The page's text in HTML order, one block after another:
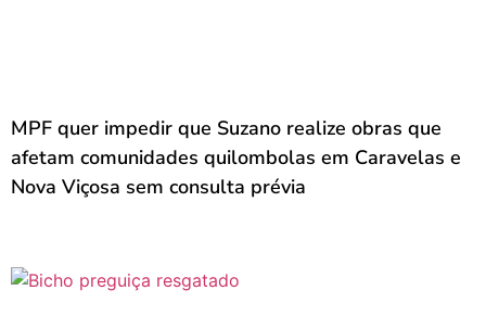
MPF quer impedir que Suzano realize obras que
afetam comunidades quilombolas em Caravelas e
Nova Viçosa sem consulta prévia